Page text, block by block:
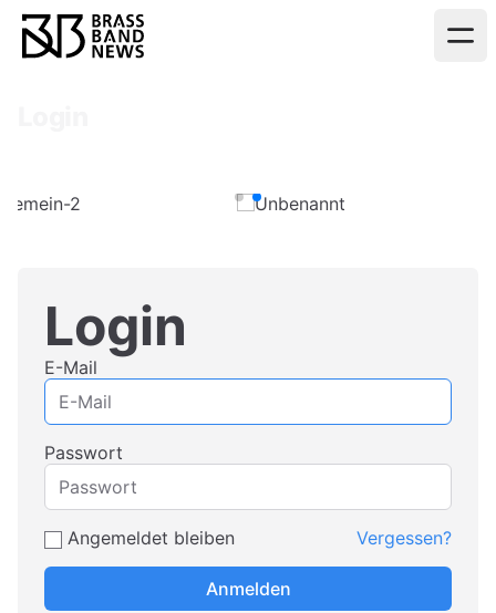
Login
E-Mail
Passwort
Angemeldet bleiben Vergessen?
Anmelden